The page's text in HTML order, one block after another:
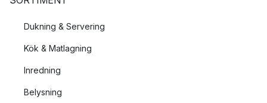
Dukning & Servering
Kök & Matlagning
Inredning
Belysning